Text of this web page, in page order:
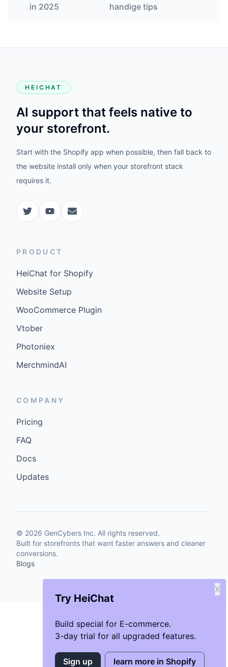
Try HeiChat
Build special for E-commerce.
3-day trial for all upgraded features.
X
Sign up learn more in Shopify
in 2025
handige tips
HEICHAT
AI support that feels native to
your storefront.
Start with the Shopify app when possible, then fall back to
the website install only when your storefront stack
requires it.
PRODUCT
HeiChat for Shopify
Website Setup
WooCommerce Plugin
Vtober
Photoniex
MerchmindAI
COMPANY
Pricing
FAQ
Docs
Updates
© 2026 GenCybers Inc. All rights reserved.
Built for storefronts that want faster answers and cleaner
conversions.
Blogs